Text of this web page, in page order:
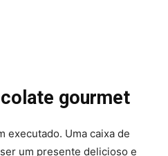
gourmet
executado. Uma caixa de
um presente delicioso e